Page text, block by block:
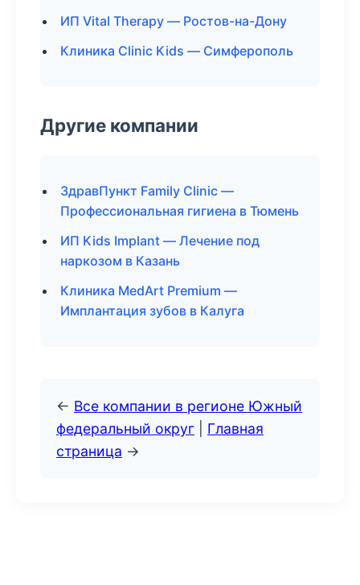
ИП Vital Therapy — Ростов-на-Дону
Клиника Clinic Kids — Симферополь
Другие компании
ЗдравПункт Family Clinic —
Профессиональная гигиена в Тюмень
ИП Kids Implant — Лечение под
наркозом в Казань
Клиника MedArt Premium —
Имплантация зубов в Калуга
← Все компании в регионе Южный
федеральный округ
Главная
страница →